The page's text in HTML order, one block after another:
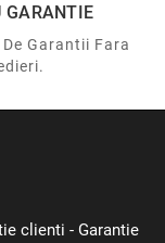
GARANTIE
Garantii Fara
clienti - Garantie